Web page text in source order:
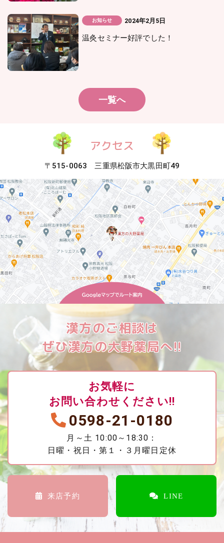
お知らせ 2024年2月5日
温灸セミナー好評でした！
一覧へ
アクセス
〒515-0063 三重県松阪市大黒田町49
漢方のご相談は
ぜひ漢方の大野薬局へ!!
お気軽に
お問い合わせください!!
0598-21-0180
月～土 10:00～18:30：
日曜・祝日・第１・３月曜日定休
来店予約 LINE